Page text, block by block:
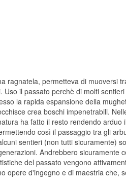
ragnatela, permetteva di muoversi
il passato perchè di molti
la rapida espansione della
crea boschi impenetrabili.
ha fatto il resto rendendo arduo
così il passaggio tra gli
sentieri (non tutti sicuramente)
Andrebbero sicuramente
del passato vengono
opere d'ingegno e di maestria che,